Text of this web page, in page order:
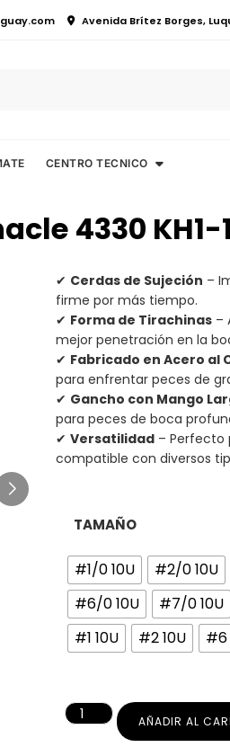
Avenida Brítez Borges,
CENTRO TECNICO
4330 KH1-
✔ Cerdas de Sujeción –
firme por más tiempo.
✔ Forma de Tirachinas –
mejor penetración en la
✔ Fabricado en Acero al
para enfrentar peces de
✔ Gancho con Mango
para peces de boca
✔ Versatilidad – Perfecto
compatible con diversos
TAMAÑO
#1/0 10U #2/0 10U
#6/0 10U
#7/0 10U
#1 10U
#2 10U #6
AÑADIR AL